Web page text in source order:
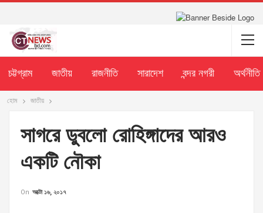
চট্টগ্রাম জাতীয় রাজনীতি সারাদেশ বন্দর নগরী অর্থনীতি
হোম জাতীয়
সাগরে ডুবলো রোহিঙ্গাদের আরও
একটি নৌকা
On অক্টো ১৬, ২০১৭